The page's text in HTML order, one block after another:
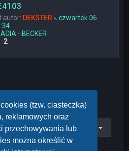
(tzw. ciasteczka)
reklamowych oraz
przechowywania lub
można określić w
autor: DEKSTER «czwartek 06
- BECKER
2
Przejdź do